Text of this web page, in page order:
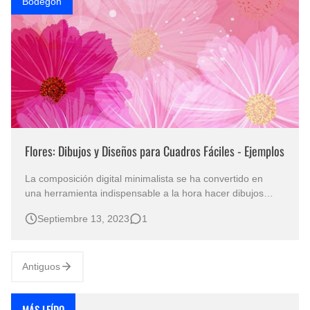
Flores: Dibujos y Diseños para Cuadros Fáciles - Ejemplos
La composición digital minimalista se ha convertido en
una herramienta indispensable a la hora hacer dibujos
En este caso presentamos algunas imágenes de flores
Septiembre 13, 2023 1
Antiguos